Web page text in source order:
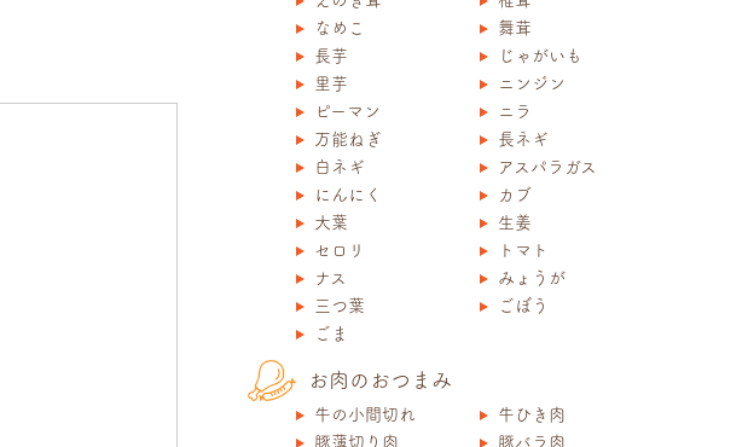
なめこ
舞茸
長芋
じゃがいも
里芋
ニンジン
ピーマン
ニラ
万能ねぎ
長ネギ
白ネギ
アスパラガス
にんにく
カブ
大葉
生姜
セロリ
トマト
ナス
みょうが
三つ葉
ごぼう
ごま
お肉のおつまみ
牛の小間切れ
牛ひき肉
豚薄切り肉
豚バラ肉